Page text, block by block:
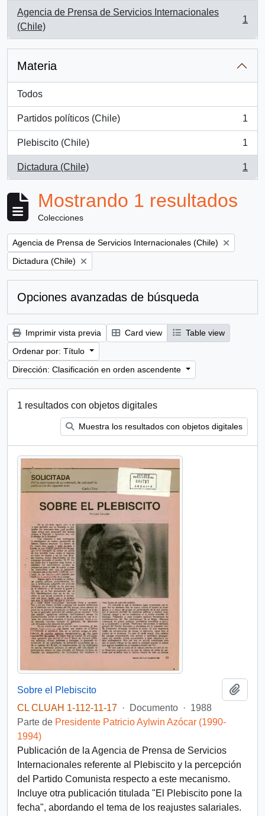
Agencia de Prensa de Servicios Internacionales
(Chile)
, 1 resultados
1
Materia
Todos
Partidos políticos (Chile)
, 1 resultados
1
Plebiscito (Chile)
, 1 resultados
1
Dictadura (Chile)
, 1 resultados
1
Mostrando 1 resultados
Colecciones
Remove filter:
Agencia de Prensa de Servicios Internacionales (Chile)
Remove filter:
Dictadura (Chile)
Opciones avanzadas de búsqueda
Imprimir vista previa Card view
Table view
Ordenar por: Título
Dirección: Clasificación en orden ascendente
1 resultados con objetos digitales
Muestra los resultados con objetos digitales
Sobre el Plebiscito
CL CLUAH 1-112-11-17 · Documento · 1988
Parte de Presidente Patricio Aylwin Azócar (1990-
1994)
Publicación de la Agencia de Prensa de Servicios
Internacionales referente al Plebiscito y la percepción
del Partido Comunista respecto a este mecanismo.
Incluye otra publicación titulada "El Plebiscito pone la
fecha", abordando el tema de los reajustes salariales.